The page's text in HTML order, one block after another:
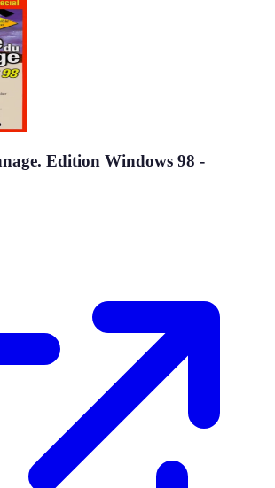
Edition Windows 98 -